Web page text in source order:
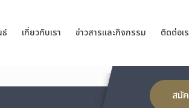
ธ์ เกี่ยวกับเรา ข่าวสารและกิจกรรม ติดต่อเ
สมั